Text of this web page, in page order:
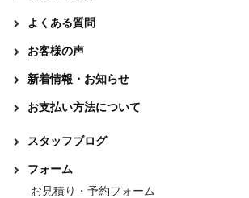
よくある質問
お客様の声
新着情報・お知らせ
お支払い方法について
スタッフブログ
フォーム
お見積り・予約フォーム